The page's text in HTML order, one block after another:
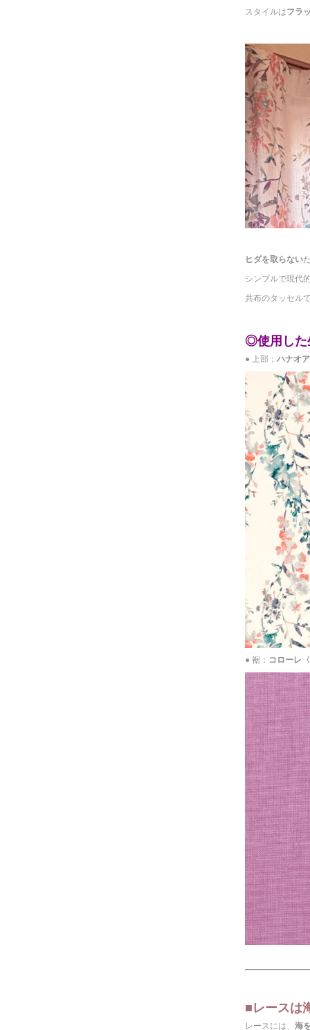
スタイルはフラ
ヒダを取らない
シンプルで現代
共布のタッセル
◎使用した
● 上部： ハナオ
● 裾： コローレ
■レースは
レースには、 海